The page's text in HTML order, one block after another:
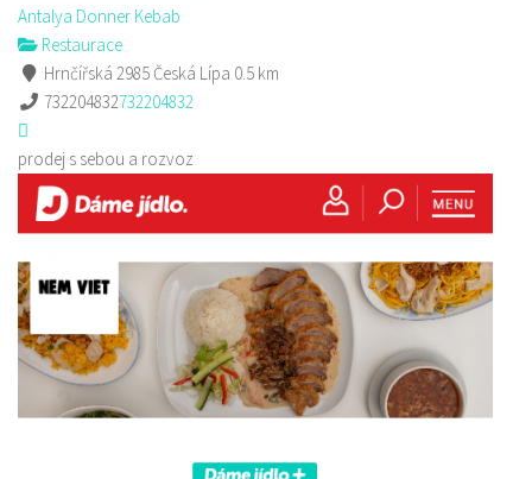
Antalya Donner Kebab
Restaurace
Hrnčířská 2985 Česká Lípa 0.5 km
732204832732204832
prodej s sebou a rozvoz